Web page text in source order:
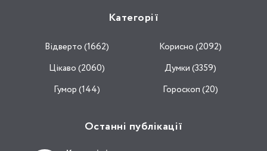
Категорії
Відвертo (1662)
Корисно (2092)
Цікаво (2060)
Думки (3359)
Гумор (144)
Гороскоп (20)
Останні публікації